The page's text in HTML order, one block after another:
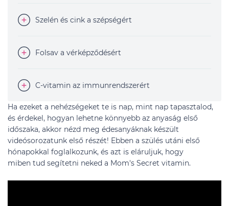
Szelén és cink a szépségért
Folsav a vérképződésért
C-vitamin az immunrendszerért
Ha ezeket a nehézségeket te is nap, mint nap tapasztalod,
és érdekel, hogyan lehetne könnyebb az anyaság első
időszaka, akkor nézd meg édesanyáknak készült
videósorozatunk első részét! Ebben a szülés utáni első
hónapokkal foglalkozunk, és azt is eláruljuk, hogy
miben tud segítetni neked a Mom's Secret vitamin.